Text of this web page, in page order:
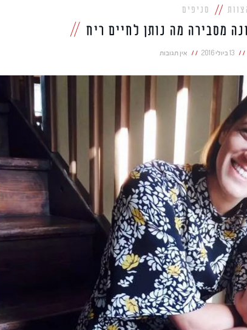
סניפים
מסבירה מה נותן לחיים ריח
13 ביולי 2016 אין תגובות